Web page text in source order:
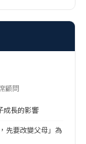
顧問
成長的影響
先要改變父母」為